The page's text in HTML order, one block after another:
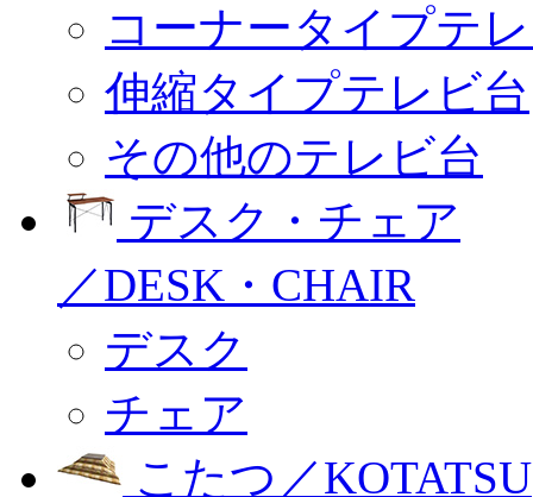
コーナータイプテ
伸縮タイプテレビ台
その他のテレビ台
デスク・チェア
／DESK・CHAIR
デスク
チェア
こたつ／KOTATSU